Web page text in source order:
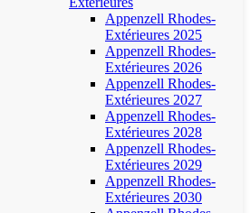
Appenzell Rhodes-
Extérieures 2025
Appenzell Rhodes-
Extérieures 2026
Appenzell Rhodes-
Extérieures 2027
Appenzell Rhodes-
Extérieures 2028
Appenzell Rhodes-
Extérieures 2029
Appenzell Rhodes-
Extérieures 2030